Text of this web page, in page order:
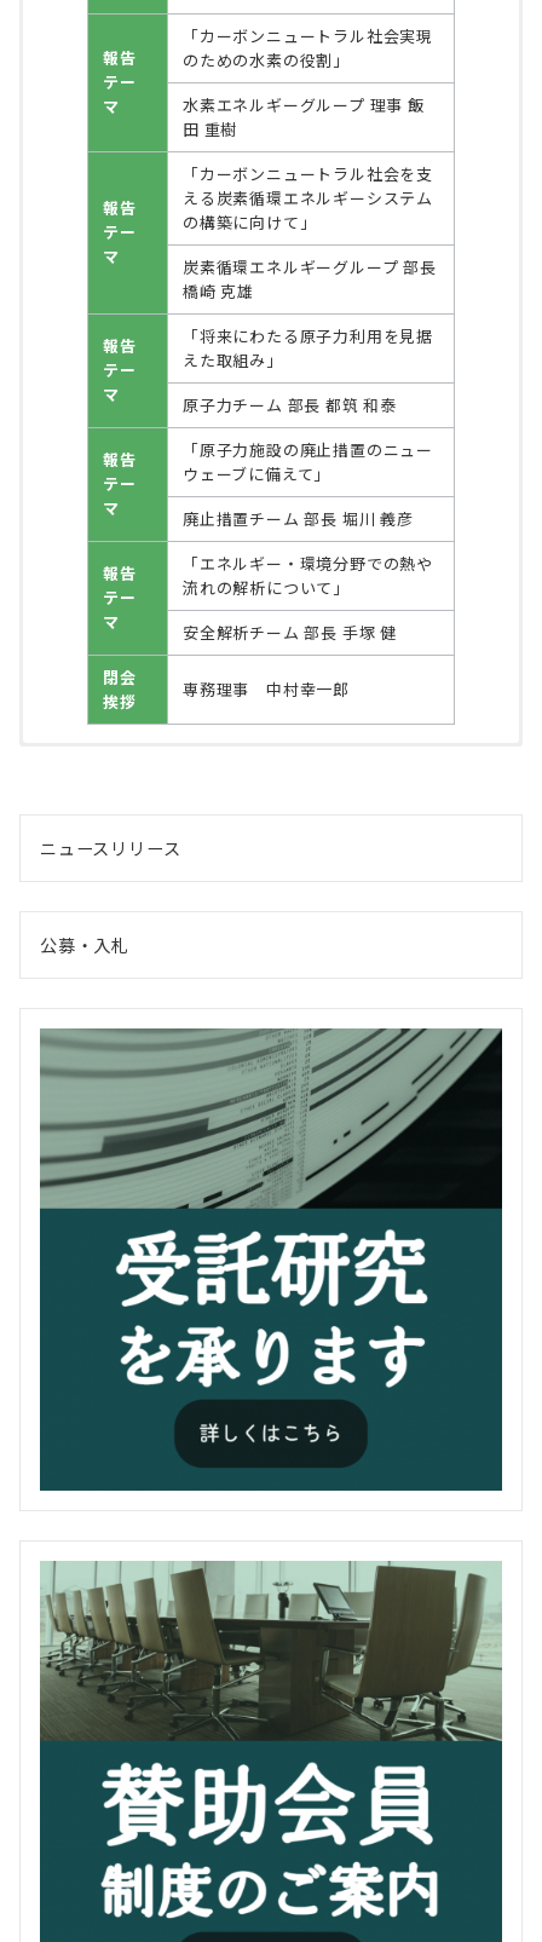
報告
テー
マ
「カーボンニュートラル社会実現
のための水素の役割」
水素エネルギーグループ 理事 飯
田 重樹
報告
テー
マ
「カーボンニュートラル社会を支
える炭素循環エネルギーシステム
の構築に向けて」
炭素循環エネルギーグループ 部長
橋崎 克雄
報告
テー
マ
「将来にわたる原子力利用を見据
えた取組み」
原子力チーム 部長 都筑 和泰
報告
テー
マ
「原子力施設の廃止措置のニュー
ウェーブに備えて」
廃止措置チーム 部長 堀川 義彦
報告
テー
マ
「エネルギー・環境分野での熱や
流れの解析について」
安全解析チーム 部長 手塚 健
閉会
挨拶
専務理事 中村幸一郎
開催
日時
平成30年10月12日（金）15：50
２.次第
開会
挨拶
白圡 良一（エネルギー総合工学
報告
テー
マ(1)
「最近の事業活動について」
常務理事 玉川 博美
報告
マ(2)
「調査研究活動について」
専務理事 中村 幸一郎
講 演
「エネルギー基本計画と今後のエ
ネルギー政策について」
小澤 典明 氏
（経済産業省資源エネルギー庁
資源エネルギー政策統括調整
官）
懇談
廣江 譲 氏（電気事業連合会 副会
長）
挨拶
理事 蓮池 宏
開催
日時
平成29年10月6日（金）15：50～
２.次第
開会
挨拶
玉川 博美（エネルギー総合工学
報告
テー
マ(1)
「最近の事業活動について」
常務理事 玉川 博美
報告
マ(2)
「調査研究活動について」
専務理事 中村 幸一郎
講 演
「今後のエネルギー政策について
－総合資源エネルギー調査会
検討状況－」
松山 泰浩 氏
（経済産業省資源エネルギー庁
長官官房総務課長）
懇談
廣江 譲 氏（電気事業連合会 副会
長）
閉会
理事 蓮池 宏
開催
日時
平成28年10月7日（金）16：00～
２.次第
開会
挨拶
白圡 良一 （エネルギー総合工
報告
テー
マ(1)
「最近の事業活動について」
専務理事 佐藤 憲一
報告
マ(2)
「調査研究活動について」
理事 小野崎 正樹
講 演
「限界費用ゼロ社会におけるエネ
ルギービジョン」
勝間 和代 氏（経済評論家）
乾杯
挨拶
岡 芳明 氏（原子力委員会 委員
長）
常務理事 田中 隆則
開催
日時
平成27年10月9日（金）16：00～
２.次第
開会
挨拶
白圡 良一 （エネルギー総合工
報告
テー
マ(1)
「最近の事業活動について」
専務理事 佐藤 憲一
報告
マ(2)
「調査研究活動について」
理事 小野崎 正樹
講 演
「電力自由化と原子力発電」
畠山 陽二郎 氏
(経済産業省 資源エネルギー庁 電
力・ガス事業部 政策課長)
懇談
乾杯
挨拶
廣江 譲 氏(電気事業連合会 副会
長)
常務理事 田中 隆則
開催
日時
平成26年10月7日（火）16：00～
２.次第
開会
挨拶
白圡 良一 （エネルギー総合工
報告
テー
マ(1)
「最近の事業活動について」
専務理事 佐藤 憲一
報告
マ(2)
「調査研究活動について」
理事 田中 隆則
「最近のエネルギー情勢につい
て」
吉野 恭司 氏
(経済産業省 大臣官房審議官(エネ
ルギー・環境担当))
懇談
乾杯
廣江 譲 氏(電気事業連合会 副会
長)
副理事長 三代 真彰
開催
日時
平成25年10月3日（木）16：00～
２.次第
開会
挨拶
白圡 良一 （エネルギー総合工
報告
テー
マ(1)
「最近の事業活動について」
専務理事 佐藤 憲一
報告
マ(2)
「調査研究活動について」
理事 田中 隆則
「電力・ガスを巡る情勢につい
て」
高橋 泰三 氏
(経済産業省 資源エネルギー庁 電
力・ガス事業部長)
懇談
乾杯
蟹沢 俊行 氏((一社)日本ガス協会
副会長・専務理事)
副理事長 三代 真彰
開催
日時
平成24年10月5日（金）16：00～
２.次第
開会
挨拶
白圡 良一 （エネルギー総合工
報告
テー
マ(1)
「最近の事業活動について」
専務理事 佐藤 憲一
報告
マ(2)
「調査研究活動について」
副理事長 三代 真彰
講 演
「マスメディアと原子力」
小澤 昇 氏
(経済ジャーナリスト（元日本工業
新聞社常務取締役）)
懇談
乾杯
挨拶
近藤 駿介 氏(原子力委員長)
理事 田中 隆則
開催
日時
平成23年10月6日（木）16：00～
２.次第
開会
挨拶
白圡 良一 （エネルギー総合工
報告
テー
マ(1)
「最近の事業活動について」
常務理事 佐藤 憲一
報告
マ(2)
「調査研究活動について」
専務理事 山田 英司
講 演
「最近の原子力動向」
中村 政雄 氏
(科学ジャーナリスト（元読売新聞
論説委員))
懇談
乾杯
挨拶
鈴木 篤之 氏((独)日本原子力研究
開発機構理事長)
理事 松井 一秋
開催
日時
平成22年9月30日（木）16：00～
２.次第
開会
挨拶
並木 徹 （エネルギー総合工学研
報告
テー
マ(1)
「最近の事業活動について」
常務理事 佐藤 憲一
報告
マ(2)
「調査研究活動について」
専務理事 山田 英司
「世界エネルギー会議モントリオ
ール大会を機に「エネルギーの潮
桝本 晃章 氏(（社）日本動力協会
会長)
懇談
乾杯
近藤 駿介 氏(原子力委員長)
理事 松井 一秋
開催
日時
平成21年10月7日（水）16：30～
２.次第
開会
挨拶
並木 徹 （エネルギー総合工学研
報告
テー
マ(1)
「最近の事業活動について」
常務理事 佐藤 憲一
報告
マ(2)
「調査研究活動について」
専務理事 山田 英司
講 演
「最近のエネルギー・原子力情勢
について」
薦田 康久 氏(前原子力安全・保安
院長)
懇談
乾杯
挨拶
森本 宜久 氏(電気事業連合会副会
長)
理事 松井 一秋
開催
日時
平成20年9月18日（木）15：30～
２.次第
開会
挨拶
秋山 守（エネルギー総合工学研究
マ(1)
「(財)エネルギー総合工学研究所
の調査研究活動の状況について」
専務理事 山田 英司
報告
テー
マ(2)
「調査研究報告「合成液体燃料
（ＸＴＬ）の将来を読む」」
プロジェクト試験研究部部長
小野崎 正樹
講 演
「気候変動枠組条約交渉の動向と
地球温暖化対策」
本部 和彦 氏(資源エネルギー庁次
長)
懇談
森本 宜久 氏(電気事業連合会副会
長)
閉会
挨拶
２.創立30周年記念パーティー
開会挨
拶
秋山 守（エネルギー総合工学研究
所 理事長)
来賓挨
拶
近藤 駿介 氏(原子力委員長)
乾杯挨
拶
森本 宜久 氏(電気事業連合会副会
長)
閉会挨
拶
理事 高倉 毅
ニュースリリース
公募・入札